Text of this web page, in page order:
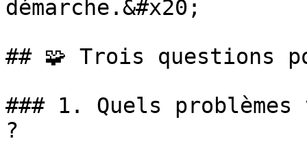
démarche.&#x20;
## 🧩 Trois questions
### 1. Quels
?